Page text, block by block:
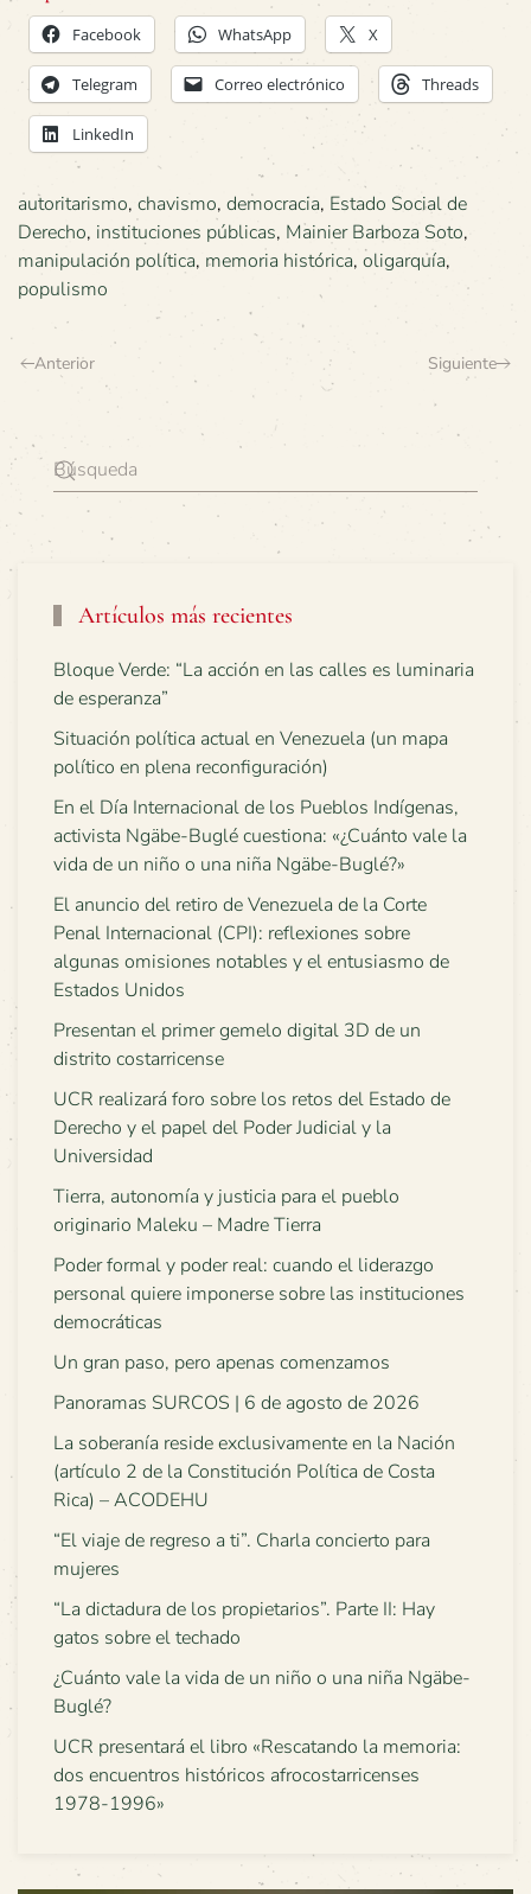
Facebook WhatsApp X
Telegram Correo electrónico Threads
LinkedIn
autoritarismo, chavismo, democracia, Estado Social de
Derecho, instituciones públicas, Mainier Barboza Soto,
manipulación política, memoria histórica, oligarquía,
populismo
Anterior Siguiente
Artículos más recientes
Bloque Verde: “La acción en las calles es luminaria
de esperanza”
Situación política actual en Venezuela (un mapa
político en plena reconfiguración)
En el Día Internacional de los Pueblos Indígenas,
activista Ngäbe-Buglé cuestiona: «¿Cuánto vale la
vida de un niño o una niña Ngäbe-Buglé?»
El anuncio del retiro de Venezuela de la Corte
Penal Internacional (CPI): reflexiones sobre
algunas omisiones notables y el entusiasmo de
Estados Unidos
Presentan el primer gemelo digital 3D de un
distrito costarricense
UCR realizará foro sobre los retos del Estado de
Derecho y el papel del Poder Judicial y la
Universidad
Tierra, autonomía y justicia para el pueblo
originario Maleku – Madre Tierra
Poder formal y poder real: cuando el liderazgo
personal quiere imponerse sobre las instituciones
democráticas
Un gran paso, pero apenas comenzamos
Panoramas SURCOS | 6 de agosto de 2026
La soberanía reside exclusivamente en la Nación
(artículo 2 de la Constitución Política de Costa
Rica) – ACODEHU
“El viaje de regreso a ti”. Charla concierto para
mujeres
“La dictadura de los propietarios”. Parte II: Hay
gatos sobre el techado
¿Cuánto vale la vida de un niño o una niña Ngäbe-
Buglé?
UCR presentará el libro «Rescatando la memoria:
dos encuentros históricos afrocostarricenses
1978-1996»